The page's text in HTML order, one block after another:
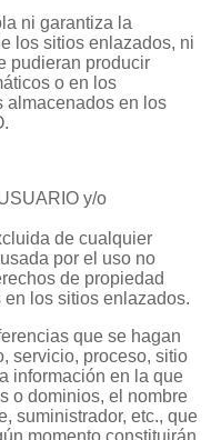
ni garantiza la
los sitios enlazados, ni
pudieran producir
o en los
almacenados en los
y/o
de cualquier
por el uso no
de propiedad
los sitios enlazados.
que se hagan
servicio, proceso, sitio
información en la que
o dominios, el nombre
suministrador, etc., que
momento constituirán,